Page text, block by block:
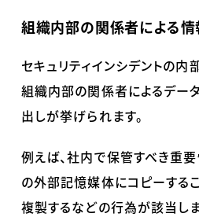
組織内部の関係者による
セキュリティインシデントの内
組織内部の関係者によるデー
出しが挙げられます。
例えば、社内で保管すべき重
の外部記憶媒体にコピーする
複製するなどの行為が該当しま